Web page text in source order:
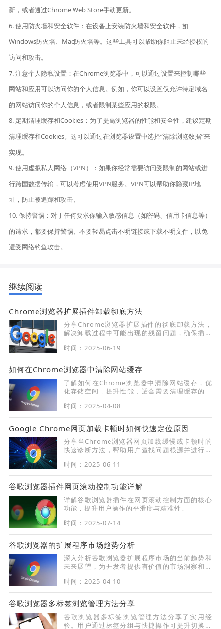
新，或者通过Chrome Web Store手动更新。
6. 使用防火墙和安全软件：在设备上安装防火墙和安全软件，如
Windows防火墙、Mac防火墙等。这些工具可以帮助你阻止未经授权的
访问和攻击。
7. 注意个人隐私设置：在Chrome浏览器中，可以通过设置来控制哪些
网站和应用可以访问你的个人信息。例如，你可以设置仅允许特定域名
的网站访问你的个人信息，或者限制某些应用的权限。
8. 定期清理缓存和Cookies：为了提高浏览器的性能和安全性，建议定期
清理缓存和Cookies。这可以通过在浏览器设置中选择“清除浏览数据”来
实现。
9. 使用虚拟私人网络（VPN）：如果你经常需要访问受限制的网站或进
行跨国数据传输，可以考虑使用VPN服务。VPN可以帮助你隐藏IP地
址，防止被追踪和攻击。
10. 保持警惕：对于任何要求你输入敏感信息（如密码、信用卡信息等）
的请求，都要保持警惕。不要轻易点击不明链接或下载不明文件，以免
遭受网络钓鱼攻击。
继续阅读
Chrome浏览器扩展插件卸载彻底方法
分享Chrome浏览器扩展插件的彻底卸载方法，
解决卸载过程中可能出现的残留问题，确保插件
时间：2025-06-19
如何在Chrome浏览器中清除网站缓存
了解如何在Chrome浏览器中清除网站缓存，优
化存储空间，提升性能，适合需要清理缓存的用
时间：2025-04-08
Google Chrome网页加载卡顿时如何快速定位原因
分享当Chrome浏览器网页加载缓慢或卡顿时的
快速诊断方法，帮助用户查找问题根源并进行针
时间：2025-06-11
谷歌浏览器插件网页滚动控制功能详解
详解谷歌浏览器插件在网页滚动控制方面的核心
功能，提升用户操作的平滑度与精准性。
时间：2025-07-14
谷歌浏览器的扩展程序市场趋势分析
深入分析谷歌浏览器扩展程序市场的当前趋势和
未来展望，为开发者提供有价值的市场洞察和决
时间：2025-04-10
谷歌浏览器多标签浏览管理方法分享
谷歌浏览器多标签浏览管理方法分享了实用经
验。用户通过标签分组与快捷操作可提升切换效